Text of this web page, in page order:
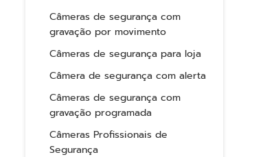
Câmeras de segurança com
gravação por movimento
Câmeras de segurança para loja
Câmera de segurança com alerta
Câmeras de segurança com
gravação programada
Câmeras Profissionais de
Segurança